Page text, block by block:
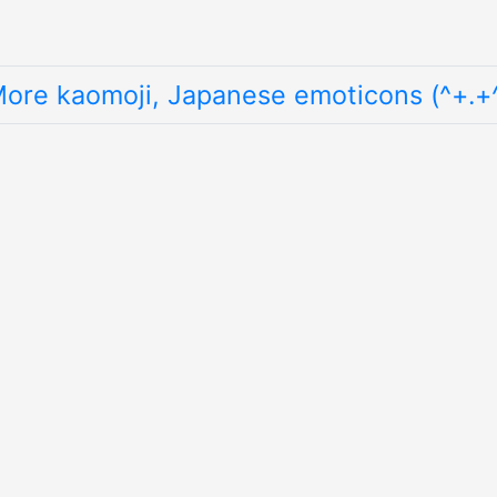
kaomoji, Japanese emoticons